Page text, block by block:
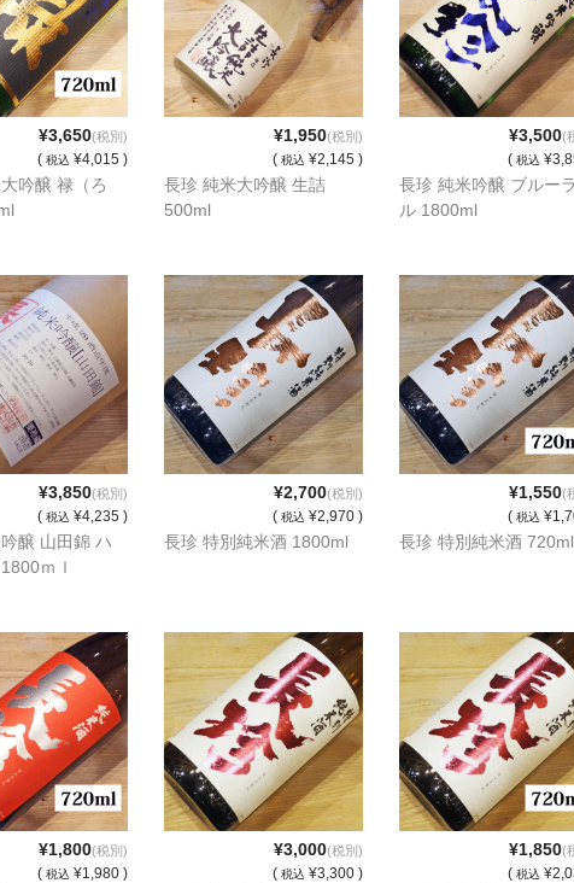
¥3,650(税別)
( 税込 ¥4,015 )
吟醸 禄（ろ
¥1,950(税別)
( 税込 ¥2,145 )
長珍 純米大吟醸 生詰
500ml
¥3,500(
( 税込
長珍 純米吟醸 ブルー
ル 1800ml
¥3,850(税別)
( 税込 ¥4,235 )
醸 山田錦 ハ
ｍｌ
¥2,700(税別)
( 税込 ¥2,970 )
長珍 特別純米酒 1800ml
¥1,550(
( 税込
長珍 特別純米酒 720ml
¥1,800(税別)
( 税込 ¥1,980 )
¥3,000(税別)
( 税込 ¥3,300 )
¥1,850(
( 税込